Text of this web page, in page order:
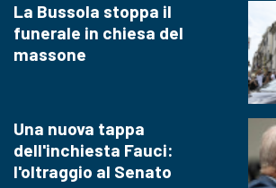
La Bussola stoppa il
funerale in chiesa del
massone
Una nuova tappa
dell'inchiesta Fauci:
l'oltraggio al Senato